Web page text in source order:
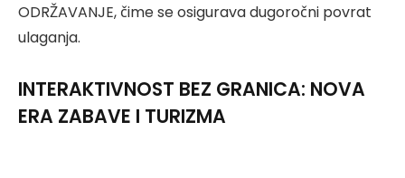
ODRŽAVANJE, čime se osigurava dugoročni povrat
ulaganja.
INTERAKTIVNOST BEZ GRANICA: NOVA
ERA ZABAVE I TURIZMA